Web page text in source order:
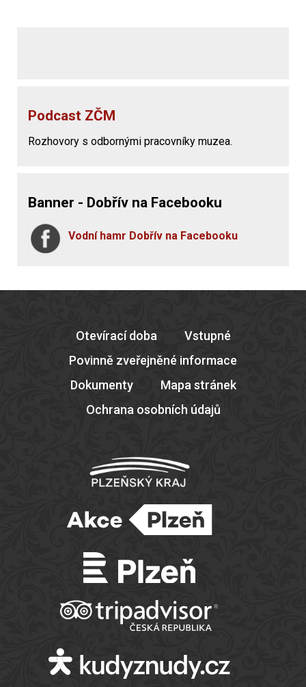
Podcast ZČM
Rozhovory s odbornými pracovníky muzea.
Banner - Dobřív na Facebooku
Vodní hamr Dobřív na Facebooku
Otevírací doba
Vstupné
Povinně zveřejněné informace
Dokumenty
Mapa stránek
Ochrana osobních údajů